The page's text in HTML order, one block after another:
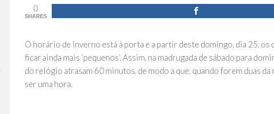
0
SHARES
O horário de Inverno está à porta e a partir deste domingo, dia 25, os
ficar ainda mais ‘pequenos’. Assim, na madrugada de sábado para
do relógio atrasam 60 minutos, de modo a que, quando forem duas da
ser uma hora.